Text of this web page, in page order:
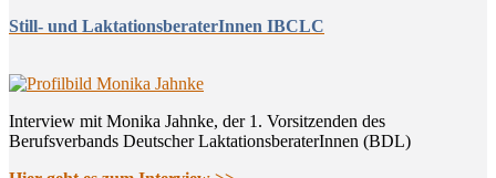
Still- und LaktationsberaterInnen IBCLC
Interview mit Monika Jahnke, der 1. Vorsitzenden des
Berufsverbands Deutscher LaktationsberaterInnen (BDL)